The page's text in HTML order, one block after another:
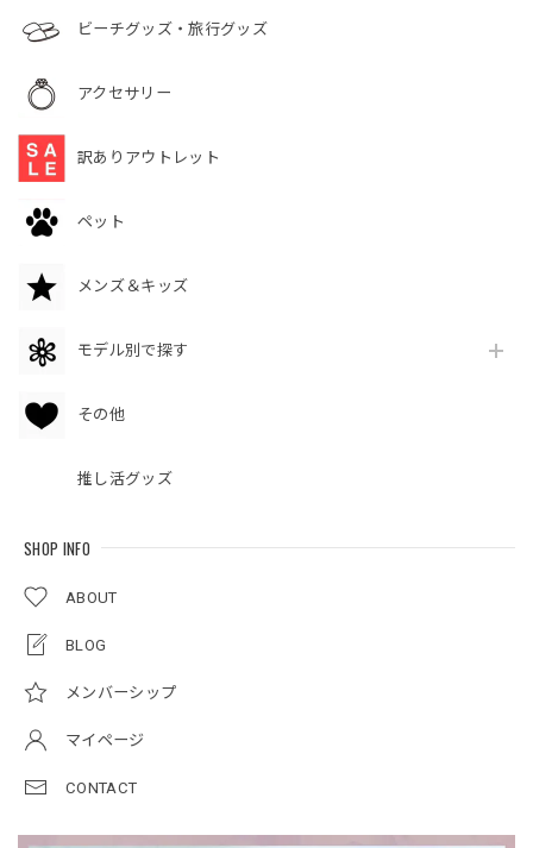
ビーチグッズ・旅行グッズ
アクセサリー
訳ありアウトレット
ペット
メンズ＆キッズ
モデル別で探す
その他
推し活グッズ
SHOP INFO
ABOUT
BLOG
メンバーシップ
マイページ
CONTACT